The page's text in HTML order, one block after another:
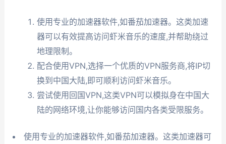
使用专业的加速器软件,如番茄加速器。这类加速
器可以有效提高访问虾米音乐的速度,并帮助绕过
地理限制。
配合使用VPN,选择一个优质的VPN服务商,将IP切
换到中国大陆,即可顺利访问虾米音乐。
尝试使用回国VPN,这类VPN可以模拟身在中国大
陆的网络环境,让你能够访问国内各类受限服务。
使用专业的加速器软件,如番茄加速器。这类加速器可